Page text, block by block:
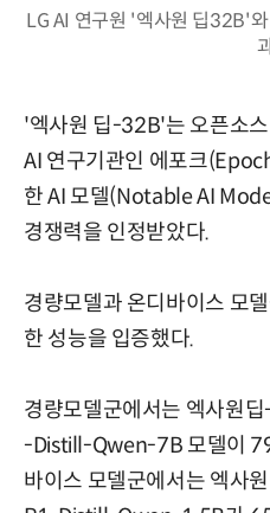
LG AI 연구원 '엑사원 딥32B'
'엑사원 딥-32B'는 오픈소
AI 연구기관인 에포크
한 AI 모델(Notable AI
경쟁력을 인정받았다.
경량모델과 온디바이스 모
한 성능을 입증했다.
경량모델군에서는 엑사원
-Distill-Qwen-7B 모델이
바이스 모델군에서는 엑사